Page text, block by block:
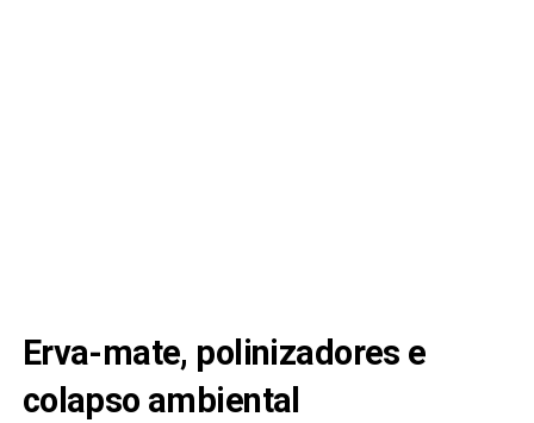
Erva-mate, polinizadores e
colapso ambiental